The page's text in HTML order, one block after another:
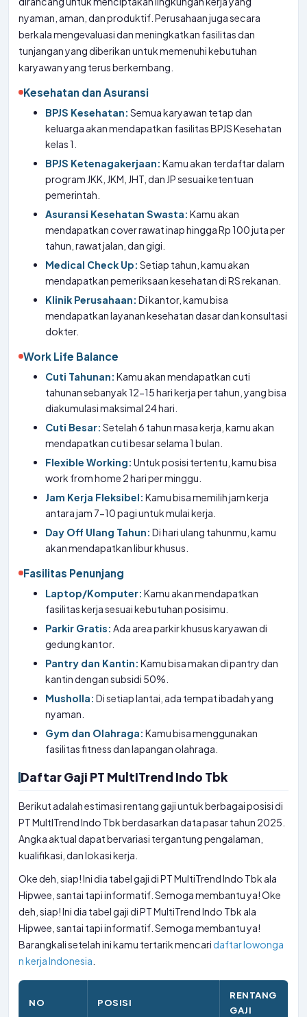
nyaman, aman, dan produktif. Perusahaan juga secara
berkala mengevaluasi dan meningkatkan fasilitas dan
tunjangan yang diberikan untuk memenuhi kebutuhan
karyawan yang terus berkembang.
Kesehatan dan Asuransi
BPJS Kesehatan: Semua karyawan tetap dan
keluarga akan mendapatkan fasilitas BPJS Kesehatan
kelas 1.
BPJS Ketenagakerjaan: Kamu akan terdaftar dalam
program JKK, JKM, JHT, dan JP sesuai ketentuan
pemerintah.
Asuransi Kesehatan Swasta: Kamu akan
mendapatkan cover rawat inap hingga Rp 100 juta per
tahun, rawat jalan, dan gigi.
Medical Check Up: Setiap tahun, kamu akan
mendapatkan pemeriksaan kesehatan di RS rekanan.
Klinik Perusahaan: Di kantor, kamu bisa
mendapatkan layanan kesehatan dasar dan konsultasi
dokter.
Work Life Balance
Cuti Tahunan: Kamu akan mendapatkan cuti
tahunan sebanyak 12-15 hari kerja per tahun, yang bisa
diakumulasi maksimal 24 hari.
Cuti Besar: Setelah 6 tahun masa kerja, kamu akan
mendapatkan cuti besar selama 1 bulan.
Flexible Working: Untuk posisi tertentu, kamu bisa
work from home 2 hari per minggu.
Jam Kerja Fleksibel: Kamu bisa memilih jam kerja
antara jam 7-10 pagi untuk mulai kerja.
Day Off Ulang Tahun: Di hari ulang tahunmu, kamu
akan mendapatkan libur khusus.
Fasilitas Penunjang
Laptop/Komputer: Kamu akan mendapatkan
fasilitas kerja sesuai kebutuhan posisimu.
Parkir Gratis: Ada area parkir khusus karyawan di
gedung kantor.
Pantry dan Kantin: Kamu bisa makan di pantry dan
kantin dengan subsidi 50%.
Musholla: Di setiap lantai, ada tempat ibadah yang
nyaman.
Gym dan Olahraga: Kamu bisa menggunakan
fasilitas fitness dan lapangan olahraga.
Daftar Gaji PT MultITrend Indo Tbk
Berikut adalah estimasi rentang gaji untuk berbagai posisi di
PT MultITrend Indo Tbk berdasarkan data pasar tahun 2025.
Angka aktual dapat bervariasi tergantung pengalaman,
kualifikasi, dan lokasi kerja.
Oke deh, siap! Ini dia tabel gaji di PT MultiTrend Indo Tbk ala
Hipwee, santai tapi informatif. Semoga membantu ya! Oke
deh, siap! Ini dia tabel gaji di PT MultiTrend Indo Tbk ala
Hipwee, santai tapi informatif. Semoga membantu ya!
Barangkali setelah ini kamu tertarik mencari daftar lowonga
n kerja Indonesia
NO POSISI
RENTANG
GAJI